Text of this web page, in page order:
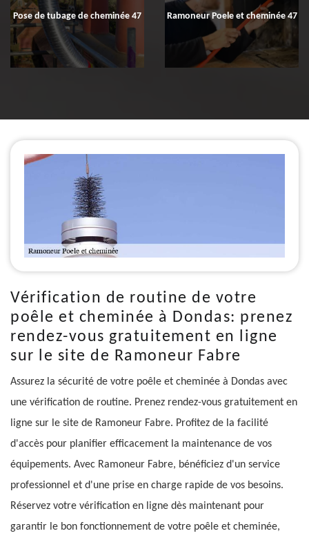
Pose de tubage de cheminée 47 Ramoneur Poele et cheminée 47
Vérification de routine de votre
poêle et cheminée à Dondas: prenez
rendez-vous gratuitement en ligne
sur le site de Ramoneur Fabre
Assurez la sécurité de votre poêle et cheminée à Dondas avec
une vérification de routine. Prenez rendez-vous gratuitement en
ligne sur le site de Ramoneur Fabre. Profitez de la facilité
d'accès pour planifier efficacement la maintenance de vos
équipements. Avec Ramoneur Fabre, bénéficiez d'un service
professionnel et d'une prise en charge rapide de vos besoins.
Réservez votre vérification en ligne dès maintenant pour
garantir le bon fonctionnement de votre poêle et cheminée,